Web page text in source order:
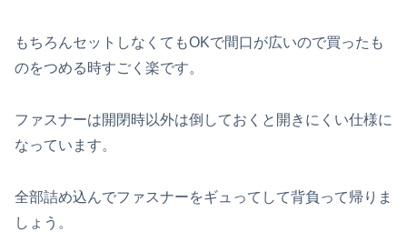
もちろんセットしなくてもOKで間口が広いので買ったも
のをつめる時すごく楽です。
ファスナーは開閉時以外は倒しておくと開きにくい仕様に
なっています。
全部詰め込んでファスナーをギュってして背負って帰りま
しょう。